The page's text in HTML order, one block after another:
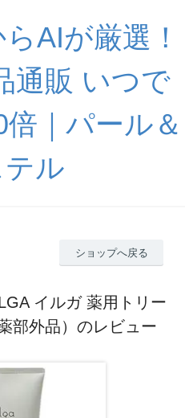
AIが厳選！
通販 いつで
｜パール＆
ル
ショップへ戻る
イルガ 薬用トリー
部外品）のレビュー